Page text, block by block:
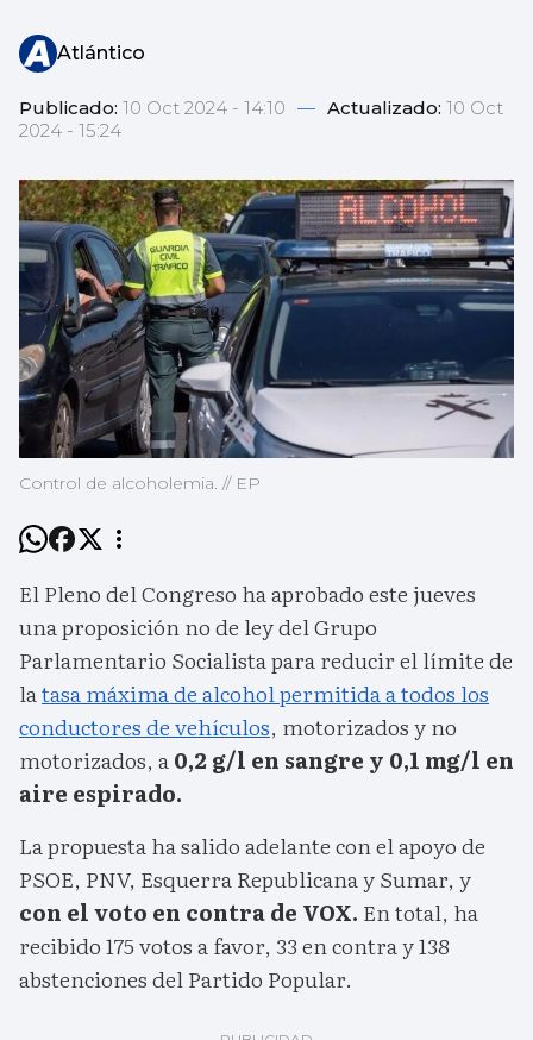
Atlántico
Publicado: 10 Oct 2024 - 14:10 — Actualizado: 10 Oct
2024 - 15:24
Control de alcoholemia. // EP
El Pleno del Congreso ha aprobado este jueves
una proposición no de ley del Grupo
Parlamentario Socialista para reducir el límite de
latasa máxima de alcohol permitida a todos los
conductores de vehículos, motorizados y no
motorizados, a0,2 g/l en sangre y 0,1 mg/l en
aire espirado.
La propuesta ha salido adelante con el apoyo de
PSOE, PNV, Esquerra Republicana y Sumar, y
con el voto en contra de VOX. En total, ha
recibido 175 votos a favor, 33 en contra y 138
abstenciones del Partido Popular.